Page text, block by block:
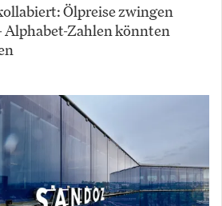
Ölpreise zwingen
Alphabet-Zahlen könnten